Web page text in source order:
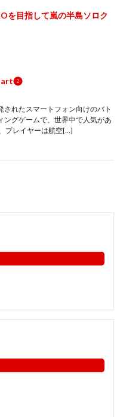
を目指して嵐の半島ソロク
されたスマートフォン向けのバト
ングゲームで、世界中で人気があ
プレイヤーは航空[…]